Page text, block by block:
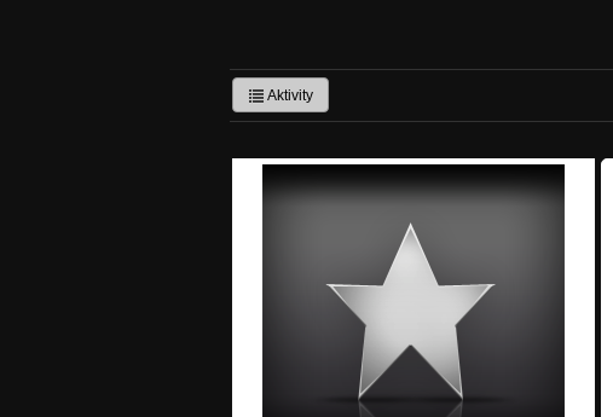
Aktivity